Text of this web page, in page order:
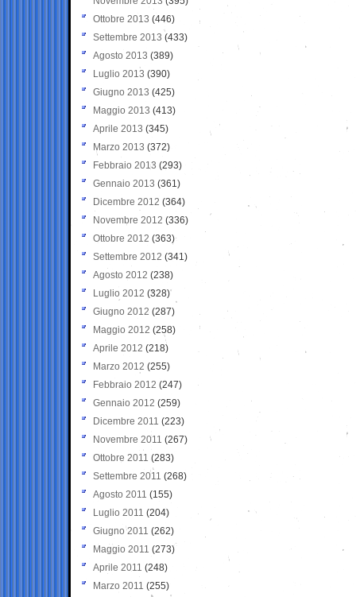
Ottobre 2013 (446)
Settembre 2013 (433)
Agosto 2013 (389)
Luglio 2013 (390)
Giugno 2013 (425)
Maggio 2013 (413)
Aprile 2013 (345)
Marzo 2013 (372)
Febbraio 2013 (293)
Gennaio 2013 (361)
Dicembre 2012 (364)
Novembre 2012 (336)
Ottobre 2012 (363)
Settembre 2012 (341)
Agosto 2012 (238)
Luglio 2012 (328)
Giugno 2012 (287)
Maggio 2012 (258)
Aprile 2012 (218)
Marzo 2012 (255)
Febbraio 2012 (247)
Gennaio 2012 (259)
Dicembre 2011 (223)
Novembre 2011 (267)
Ottobre 2011 (283)
Settembre 2011 (268)
Agosto 2011 (155)
Luglio 2011 (204)
Giugno 2011 (262)
Maggio 2011 (273)
Aprile 2011 (248)
Marzo 2011 (255)